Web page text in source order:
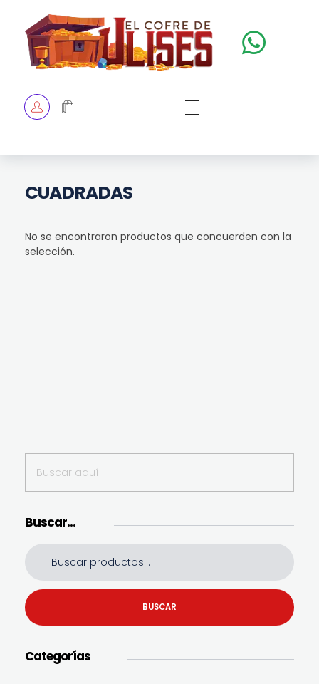
TIENDA
CUADRADAS
No se encontraron productos que concuerden con la
selección.
Buscar…
BUSCAR
Categorías